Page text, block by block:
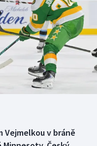
Vejmelkou v bráně